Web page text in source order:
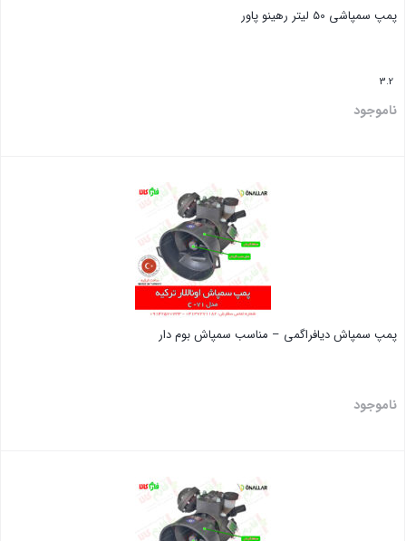
پمپ سمپاشی 50 لیتر رهینو پاور
3.2
ناموجود
پمپ سمپاش دیافراگمی – مناسب سمپاش بوم دار
ناموجود